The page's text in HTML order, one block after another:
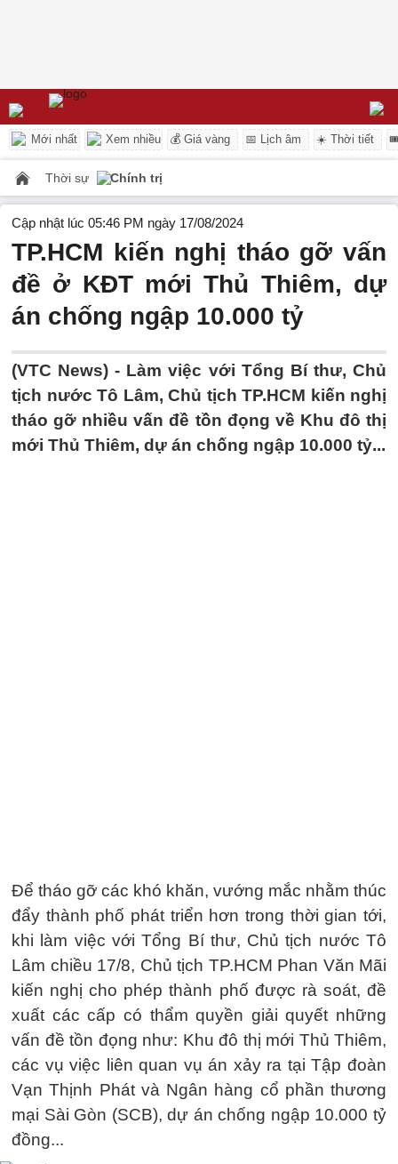
Mới nhất Xem nhiều 💰 Giá vàng 📅 Lịch âm ☀️ Thời tiết
Thời sự Chính trị
Cập nhật lúc 05:46 PM ngày 17/08/2024
TP.HCM kiến nghị tháo gỡ vấn
đề ở KĐT mới Thủ Thiêm, dự
án chống ngập 10.000 tỷ
(VTC News) - Làm việc với Tổng Bí thư, Chủ
tịch nước Tô Lâm, Chủ tịch TP.HCM kiến nghị
tháo gỡ nhiều vấn đề tồn đọng về Khu đô thị
mới Thủ Thiêm, dự án chống ngập 10.000 tỷ...
Để tháo gỡ các khó khăn, vướng mắc nhằm thúc
đẩy thành phố phát triển hơn trong thời gian tới,
khi làm việc với Tổng Bí thư, Chủ tịch nước Tô
Lâm chiều 17/8, Chủ tịch TP.HCM Phan Văn Mãi
kiến nghị cho phép thành phố được rà soát, đề
xuất các cấp có thẩm quyền giải quyết những
vấn đề tồn đọng như: Khu đô thị mới Thủ Thiêm,
các vụ việc liên quan vụ án xảy ra tại Tập đoàn
Vạn Thịnh Phát và Ngân hàng cổ phần thương
mại Sài Gòn (SCB), dự án chống ngập 10.000 tỷ
đồng...